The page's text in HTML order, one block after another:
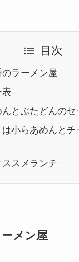
目次
ラーメン屋
表
とぶたどんのセ
小らあめんとチ
スメランチ
メン屋